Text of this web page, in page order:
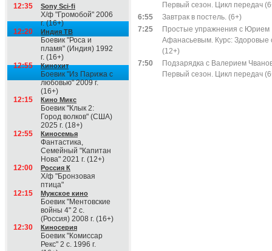
12:35 Sony Sci-fi
Х/ф "Громобой" 2006
г. (16+)
12:20
Индия ТВ
Боевик "Роса и
пламя" (Индия) 1992
г. (16+)
12:55
Кинохит
Боевик "Из Парижа с
любовью" 2009 г.
(16+)
12:15
Кино Микс
Боевик "Клык 2:
Город волков" (США)
2025 г. (18+)
12:55
Киносемья
Фантастика,
Семейный "Капитан
Нова" 2021 г. (12+)
12:00
Россия К
Х/ф "Бронзовая
птица"
12:15
Мужское кино
Боевик "Ментовские
войны 4" 2 с.
(Россия) 2008 г. (16+)
12:30
Киносерия
Боевик "Комиссар
Рекс" 2 с. 1996 г.
Первый сезон. Цикл передач
6:55
Завтрак в постель. (6+)
7:25
Простые упражнения с Юрием
Афанасьевым. Курс: Здоровые
(12+)
7:50
Подзарядка с Валерием
Первый сезон. Цикл передач